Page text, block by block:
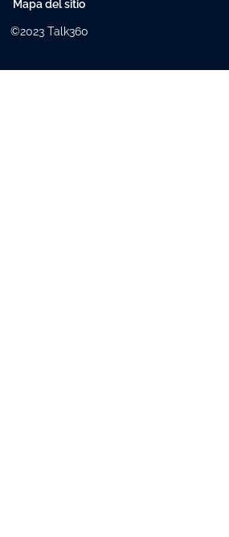
Mapa del sitio
©2023 Talk360